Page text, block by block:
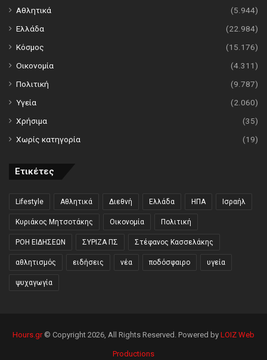
Αθλητικά
(5.944)
Ελλάδα
(22.984)
Κόσμος
(15.176)
Οικονομία
(4.311)
Πολιτική
(9.787)
Υγεία
(2.060)
Χρήσιμα
(35)
Χωρίς κατηγορία
(19)
Ετικέτες
Lifestyle Αθλητικά Διεθνή Ελλάδα ΗΠΑ Ισραήλ
Κυριάκος Μητσοτάκης Οικονομία Πολιτική
ΡΟΗ ΕΙΔΗΣΕΩΝ ΣΥΡΙΖΑ ΠΣ Στέφανος Κασσελάκης
αθλητισμός ειδήσεις νέα ποδόσφαιρο υγεία
ψυχαγωγία
Hours.gr© Copyright 2026, All Rights Reserved. Powered by LOIZ Web
Productions